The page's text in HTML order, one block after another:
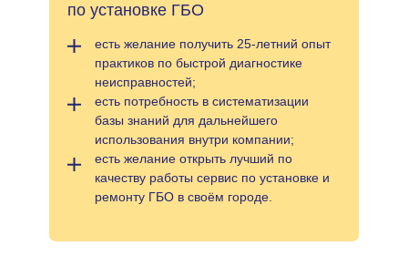
по установке ГБО
есть желание получить 25-летний опыт
практиков по быстрой диагностике
неисправностей;
есть потребность в систематизации
базы знаний для дальнейшего
использования внутри компании;
есть желание открыть лучший по
качеству работы сервис по установке и
ремонту ГБО в своём городе.